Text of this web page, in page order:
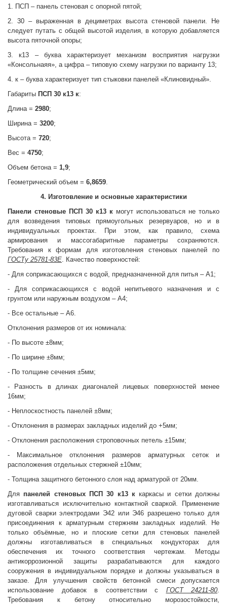
1. ПСП – панель стеновая с опорной пятой;
2. 30 – выраженная в дециметрах высота стеновой панели. Не
следует путать с общей высотой изделия, в которую добавляется
высота пяточной опоры;
3. к13 – буква характеризует механизм восприятия нагрузки
«Консольнаяя», а цифра – типовую схему нагрузки по варианту 13;
4. к – буква характеризует тип стыковки панелей «Клиновидный».
Габариты ПСП 30 к13 к:
Длина = 2980;
Ширина = 3200;
Высота = 720;
Вес = 4750;
Объем бетона = 1,9;
Геометрический объем = 6,8659.
4. Изготовление и основные характеристики
Панели стеновые ПСП 30 к13 к могут использоваться не только
для возведения типовых прямоугольных резервуаров, но и в
индивидуальных проектах. При этом, как правило, схема
армирования и массогабаритные параметры сохраняются.
Требования к формам для изготовления стеновых панелей по
ГОСТу 25781-83Е. Качество поверхностей:
- Для соприкасающихся с водой, предназначенной для питья – А1;
- Для соприкасающихся с водой непитьевого назначения и с
грунтом или наружным воздухом – А4;
- Все остальные – А6.
Отклонения размеров от их номинала:
- По высоте ±8мм;
- По ширине ±8мм;
- По толщине сечения ±5мм;
- Разность в длинах диагоналей лицевых поверхностей менее
16мм;
- Неплоскостность панелей ±8мм;
- Отклонения в размерах закладных изделий до +5мм;
- Отклонения расположения строповочных петель ±15мм;
- Максимальное отклонения размеров арматурных сеток и
расположения отдельных стержней ±10мм;
- Толщина защитного бетонного слоя над арматурой от 20мм.
Для панелей стеновых ПСП 30 к13 ккаркасы и сетки должны
изготавливаться исключительно контактной сваркой. Применение
дуговой сварки электродами Э42 или Э46 разрешено только для
присоединения к арматурным стержням закладных изделий. Не
только объёмные, но и плоские сетки для стеновых панелей
должны изготавливаться в специальных кондукторах для
обеспечения их точного соответствия чертежам. Методы
антикоррозионной защиты разрабатываются для каждого
сооружения в индивидуальном порядке и должны указываться в
заказе. Для улучшения свойств бетонной смеси допускается
использование добавок в соответствии с ГОСТ 24211-80.
Требования к бетону относительно морозостойкости,